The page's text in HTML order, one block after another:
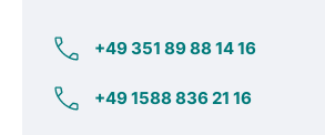
+49 351 89 88 14 16
+49 1588 836 21 16